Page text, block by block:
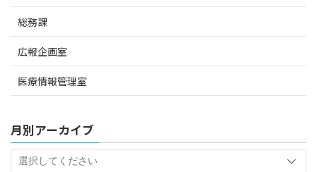
総務課
広報企画室
医療情報管理室
月別アーカイブ